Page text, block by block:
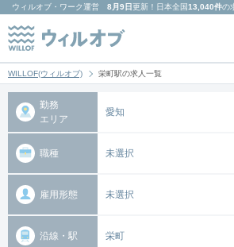
ウィルオブ・ワーク運営 8月9日更新！日本全国13,040件の
WILLOF(ウィルオブ) 栄町駅の求人一覧
勤務
エリア
愛知
職種 未選択
雇用形態 未選択
沿線・駅 栄町